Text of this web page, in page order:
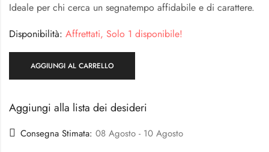
Ideale per chi cerca un segnatempo affidabile e di carattere.
Disponibilità: Affrettati, Solo 1 disponibile!
AGGIUNGI AL CARRELLO
Aggiungi alla lista dei desideri
Consegna Stimata: 08 Agosto - 10 Agosto